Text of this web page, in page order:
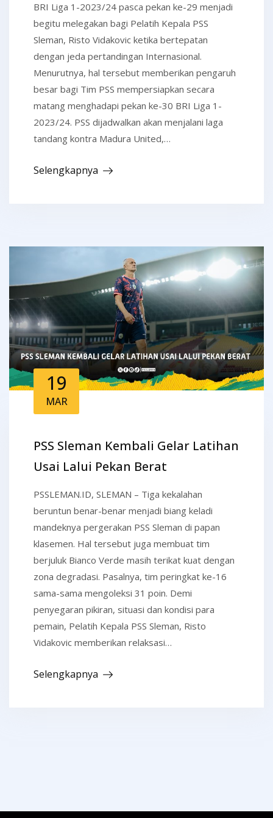
BRI Liga 1-2023/24 pasca pekan ke-29 menjadi
begitu melegakan bagi Pelatih Kepala PSS
Sleman, Risto Vidakovic ketika bertepatan
dengan jeda pertandingan Internasional.
Menurutnya, hal tersebut memberikan pengaruh
besar bagi Tim PSS mempersiapkan secara
matang menghadapi pekan ke-30 BRI Liga 1-
2023/24. PSS dijadwalkan akan menjalani laga
tandang kontra Madura United,…
Selengkapnya
19
MAR
PSS Sleman Kembali Gelar Latihan
Usai Lalui Pekan Berat
PSSLEMAN.ID, SLEMAN – Tiga kekalahan
beruntun benar-benar menjadi biang keladi
mandeknya pergerakan PSS Sleman di papan
klasemen. Hal tersebut juga membuat tim
berjuluk Bianco Verde masih terikat kuat dengan
zona degradasi. Pasalnya, tim peringkat ke-16
sama-sama mengoleksi 31 poin. Demi
penyegaran pikiran, situasi dan kondisi para
pemain, Pelatih Kepala PSS Sleman, Risto
Vidakovic memberikan relaksasi…
Selengkapnya